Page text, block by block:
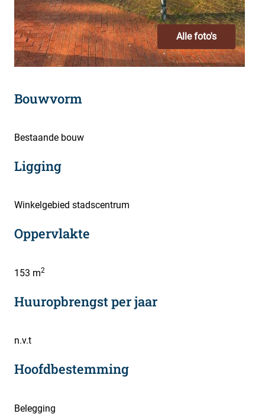
Alle foto's
Bouwvorm
Bestaande bouw
Ligging
Winkelgebied stadscentrum
Oppervlakte
153 m2
Huuropbrengst per jaar
n.v.t
Hoofdbestemming
Belegging